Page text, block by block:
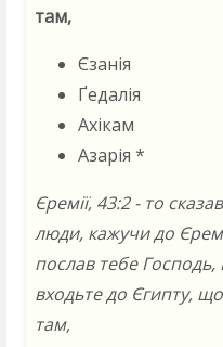
там,
Єзанія
Ґедалія
Ахікам
Азарія *
Єремії, 43:2 - то
люди, кажучи до
послав тебе
входьте до Єгипту,
там,